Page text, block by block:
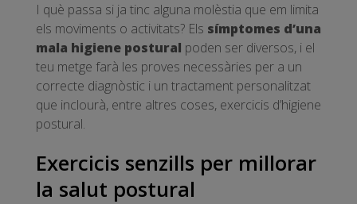
I què passa si ja tinc alguna molèstia que em limita
els moviments o activitats? Els símptomes d’una
mala higiene postural poden ser diversos, i el
teu metge farà les proves necessàries per a un
correcte diagnòstic i un tractament personalitzat
que inclourà, entre altres coses, exercicis d’higiene
postural.
Exercicis senzills per millorar
la salut postural